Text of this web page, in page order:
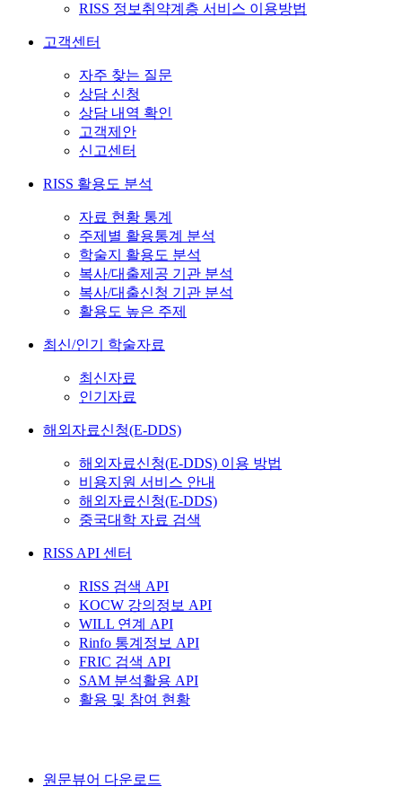
RISS 정보취약계층 서비스 이용방법
고객센터
자주 찾는 질문
상담 신청
상담 내역 확인
고객제안
신고센터
RISS 활용도 분석
자료 현황 통계
주제별 활용통계 분석
학술지 활용도 분석
복사/대출제공 기관 분석
복사/대출신청 기관 분석
활용도 높은 주제
최신/인기 학술자료
최신자료
인기자료
해외자료신청(E-DDS)
해외자료신청(E-DDS) 이용 방법
비용지원 서비스 안내
해외자료신청(E-DDS)
중국대학 자료 검색
RISS API 센터
RISS 검색 API
KOCW 강의정보 API
WILL 연계 API
Rinfo 통계정보 API
FRIC 검색 API
SAM 분석활용 API
활용 및 참여 현황
원문뷰어 다운로드